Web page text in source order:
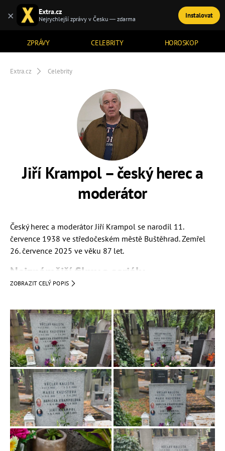
ZPRÁVY CELEBRITY HOROSKOP
TÉMATA
Extra.cz Celebrity
Jiří Krampol – český herec a
moderátor
Český herec a moderátor Jiří Krampol se narodil 11.
července 1938 ve středočeském městě Buštěhrad. Zemřel
26. července 2025 ve věku 87 let.
Nejznámější filmy a seriály
Parta hic(horník Franta Fousek)
Ten svetr si nesvlíkej (spolubydlící Pepa)
seriálMalý pitaval z velkého města(poručík Libor
Krejcárek)
seriálSynové a dcery Jakuba skláře(Pepa Cirkl)
O princezně, která ráčkovala(pan rádce)
Nahota na prodej(polda)
Ceremoniář(zásobovač Miloš)
Bumerang(František Ježek)
Kariéra
ZOBRAZIT CELÝ POPIS
× Extra.cz
Nejrychlejší zprávy v Česku — zdarma Instalovat